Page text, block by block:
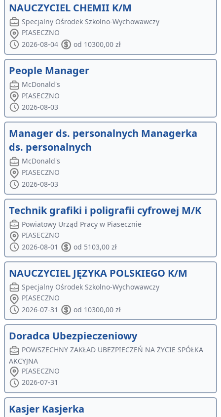
NAUCZYCIEL CHEMII K/M
Specjalny Ośrodek Szkolno-Wychowawczy
PIASECZNO
2026-08-04
od 10300,00 zł
People Manager
McDonald's
PIASECZNO
2026-08-03
Manager ds. personalnych Managerka
ds. personalnych
McDonald's
PIASECZNO
2026-08-03
Technik grafiki i poligrafii cyfrowej M/K
Powiatowy Urząd Pracy w Piasecznie
PIASECZNO
2026-08-01
od 5103,00 zł
NAUCZYCIEL JĘZYKA POLSKIEGO K/M
Specjalny Ośrodek Szkolno-Wychowawczy
PIASECZNO
2026-07-31
od 10300,00 zł
Doradca Ubezpieczeniowy
POWSZECHNY ZAKŁAD UBEZPIECZEŃ NA ŻYCIE SPÓŁKA
AKCYJNA
PIASECZNO
2026-07-31
Kasjer Kasjerka